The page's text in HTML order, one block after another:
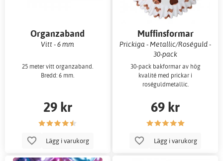
Organzaband
Vitt - 6 mm
25 meter vitt organzaband.
Bredd: 6 mm.
29 kr
Lägg i varukorg
Muffinsformar
Prickiga - Metallic/Roséguld -
30-pack
30-pack bakformar av hög
kvalité med prickar i
roséguldmetallic.
69 kr
Lägg i varukorg